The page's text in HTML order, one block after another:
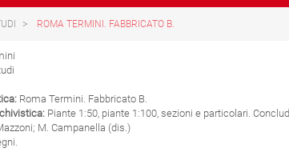
ROMA TERMINI. FABBRICATO B.
Roma Termini. Fabbricato B.
Piante 1:50, piante 1:100, sezioni e particolari.
M. Campanella (dis.)